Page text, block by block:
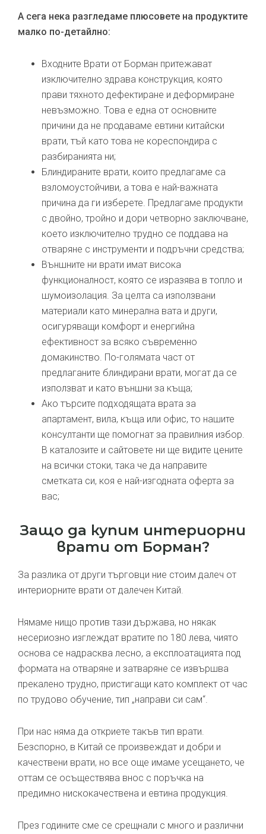
А сега нека разгледаме плюсовете на продуктите
малко по-детайлно:
Входните Врати от Борман притежават
изключително здрава конструкция, която
прави тяхното дефектиране и деформиране
невъзможно. Това е една от основните
причини да не продаваме евтини китайски
врати, тъй като това не кореспондира с
разбиранията ни;
Блиндираните врати, които предлагаме са
взломоустойчиви, а това е най-важната
причина да ги изберете. Предлагаме продукти
с двойно, тройно и дори четворно заключване,
което изключително трудно се поддава на
отваряне с инструменти и подръчни средства;
Външните ни врати имат висока
функционалност, която се изразява в топло и
шумоизолация. За целта са използвани
материали като минерална вата и други,
осигуряващи комфорт и енергийна
ефективност за всяко съвременно
домакинство. По-голямата част от
предлаганите блиндирани врати, могат да се
използват и като външни за къща;
Ако търсите подходящата врата за
апартамент, вила, къща или офис, то нашите
консултанти ще помогнат за правилния избор.
В каталозите и сайтовете ни ще видите цените
на всички стоки, така че да направите
сметката си, коя е най-изгодната оферта за
вас;
Защо да купим интериорни
врати от Борман?
За разлика от други търговци ние стоим далеч от
интериорните врати от далечен Китай.
Нямаме нищо против тази държава, но някак
несериозно изглеждат вратите по 180 лева, чиято
основа се надрасква лесно, а експлоатацията под
формата на отваряне и затваряне се извършва
прекалено трудно, пристигащи като комплект от час
по трудово обучение, тип „направи си сам“.
При нас няма да откриете такъв тип врати.
Безспорно, в Китай се произвеждат и добри и
качествени врати, но все още имаме усещането, че
оттам се осъществява внос с поръчка на
предимно нискокачествена и евтина продукция.
През годините сме се срещнали с много и различни